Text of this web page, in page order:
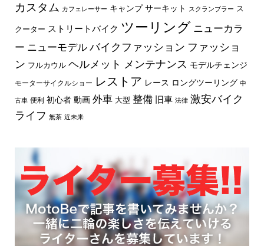
カスタム カフェレーサー キャンプ サーキット スクランブラー ス
クーター ストリートバイク ツーリング ニューカラ
ー ニューモデル バイクファッション ファッショ
ン フルカウル ヘルメット メンテナンス モデルチェンジ
モーターサイクルショー レストア レース ロングツーリング 中
古車 便利 初心者 動画 外車 大型 整備 旧車 法律 激安バイク
ライフ 無茶 近未来